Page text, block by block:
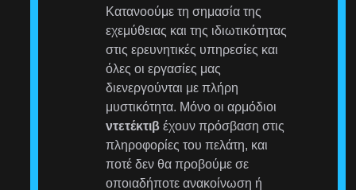
Κατανοούμε τη σημασία της
εχεμύθειας και της ιδιωτικότητας
στις ερευνητικές υπηρεσίες και
όλες οι εργασίες μας
διενεργούνται με πλήρη
μυστικότητα. Μόνο οι αρμόδιοι
ντετέκτιβ έχουν πρόσβαση στις
πληροφορίες του πελάτη, και
ποτέ δεν θα προβούμε σε
οποιαδήποτε ανακοίνωση ή